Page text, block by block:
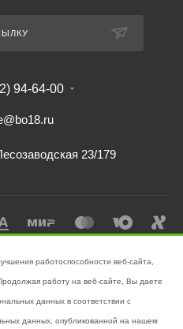
94-64-00
23/179
чистоты!
работоспособности веб-сайта,
работу на веб-сайте, Вы даете
данных в соответствии с
данных, опубликованной на нашем